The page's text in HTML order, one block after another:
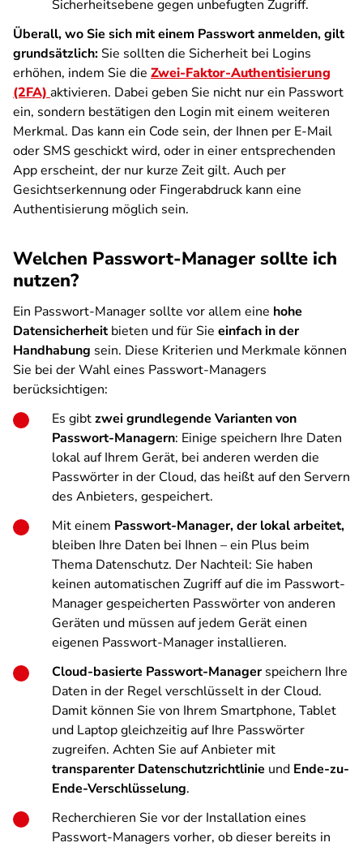
Sicherheitsebene gegen unbefugten Zugriff.
Überall, wo Sie sich mit einem Passwort anmelden, gilt
grundsätzlich: Sie sollten die Sicherheit bei Logins
erhöhen, indem Sie die Zwei-Faktor-Authentisierung
(2FA) aktivieren. Dabei geben Sie nicht nur ein Passwort
ein, sondern bestätigen den Login mit einem weiteren
Merkmal. Das kann ein Code sein, der Ihnen per E-Mail
oder SMS geschickt wird, oder in einer entsprechenden
App erscheint, der nur kurze Zeit gilt. Auch per
Gesichtserkennung oder Fingerabdruck kann eine
Authentisierung möglich sein.
Welchen Passwort-Manager sollte ich
nutzen?
Ein Passwort-Manager sollte vor allem eine hohe
Datensicherheitbieten und für Sie einfach in der
Handhabung sein. Diese Kriterien und Merkmale können
Sie bei der Wahl eines Passwort-Managers
berücksichtigen:
Es gibtzwei grundlegende Varianten von
Passwort-Managern: Einige speichern Ihre Daten
lokal auf Ihrem Gerät, bei anderen werden die
Passwörter in der Cloud, das heißt auf den Servern
des Anbieters, gespeichert.
Mit einem Passwort-Manager, der lokal arbeitet,
bleiben Ihre Daten bei Ihnen – ein Plus beim
Thema Datenschutz. Der Nachteil: Sie haben
keinen automatischen Zugriff auf die im Passwort-
Manager gespeicherten Passwörter von anderen
Geräten und müssen auf jedem Gerät einen
eigenen Passwort-Manager installieren.
Cloud-basierte Passwort-Managerspeichern Ihre
Daten in der Regel verschlüsselt in der Cloud.
Damit können Sie von Ihrem Smartphone, Tablet
und Laptopgleichzeitig auf Ihre Passwörter
zugreifen. Achten Sie auf Anbieter mit
transparenter Datenschutzrichtlinie und Ende-zu-
Ende-Verschlüsselung.
Recherchieren Sie vor der Installation eines
Passwort-Managers vorher, ob dieser bereits in